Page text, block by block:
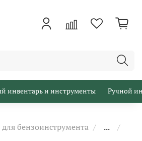
инвентарь и инструменты Ручной
для бензоинструмента
...